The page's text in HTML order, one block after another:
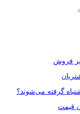
فروش
گرفته می‌شوند؟